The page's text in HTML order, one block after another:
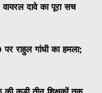
दावे का पूरा सच
राहुल गांधी का हमला;